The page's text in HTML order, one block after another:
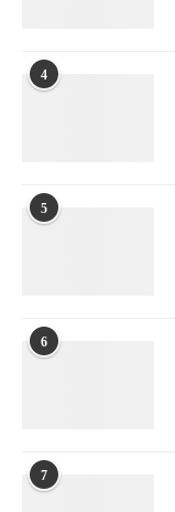
4
5
6
7